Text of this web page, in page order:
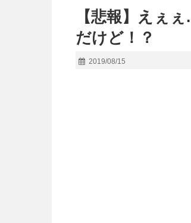
【悲報】えぇ
だけど！？
2019/08/15